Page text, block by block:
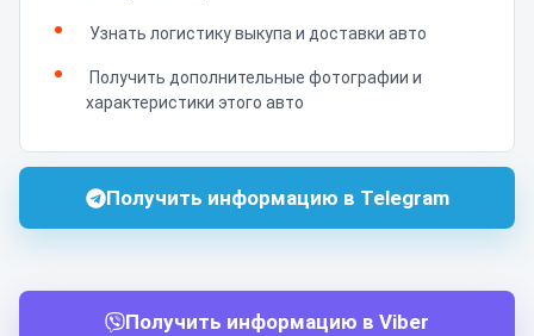
Узнать логистику выкупа и доставки авто
Получить дополнительные фотографии и
характеристики этого авто
Получить информацию в Telegram
Получить информацию в Viber